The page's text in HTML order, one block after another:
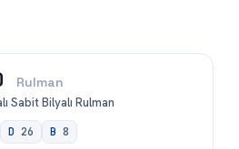
Rulman
Sabit Bilyalı Rulman
D 26 B 8